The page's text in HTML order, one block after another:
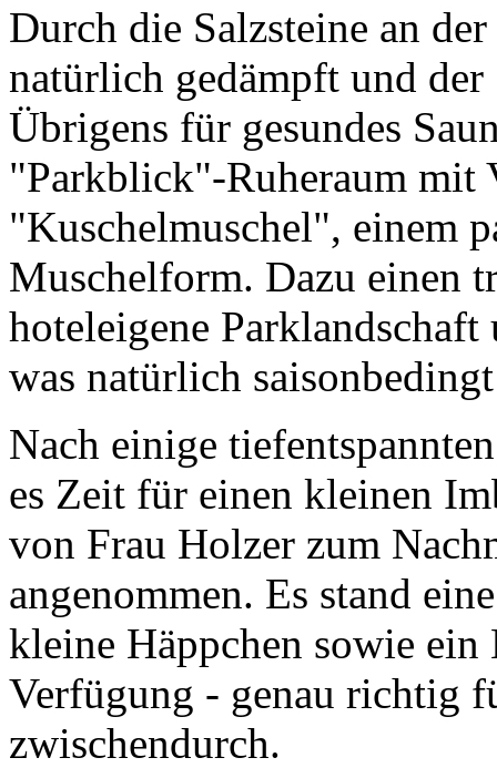
Durch die Salzsteine an
natürlich gedämpft und
Übrigens für gesundes
"Parkblick"-Ruheraum mit
"Kuschelmuschel", einem
Muschelform. Dazu einen
hoteleigene
was natürlich
Nach einige
es Zeit für einen kleinen
von Frau Holzer zum
angenommen. Es stand
kleine Häppchen sowie
Verfügung - genau richtig
zwischendurch.